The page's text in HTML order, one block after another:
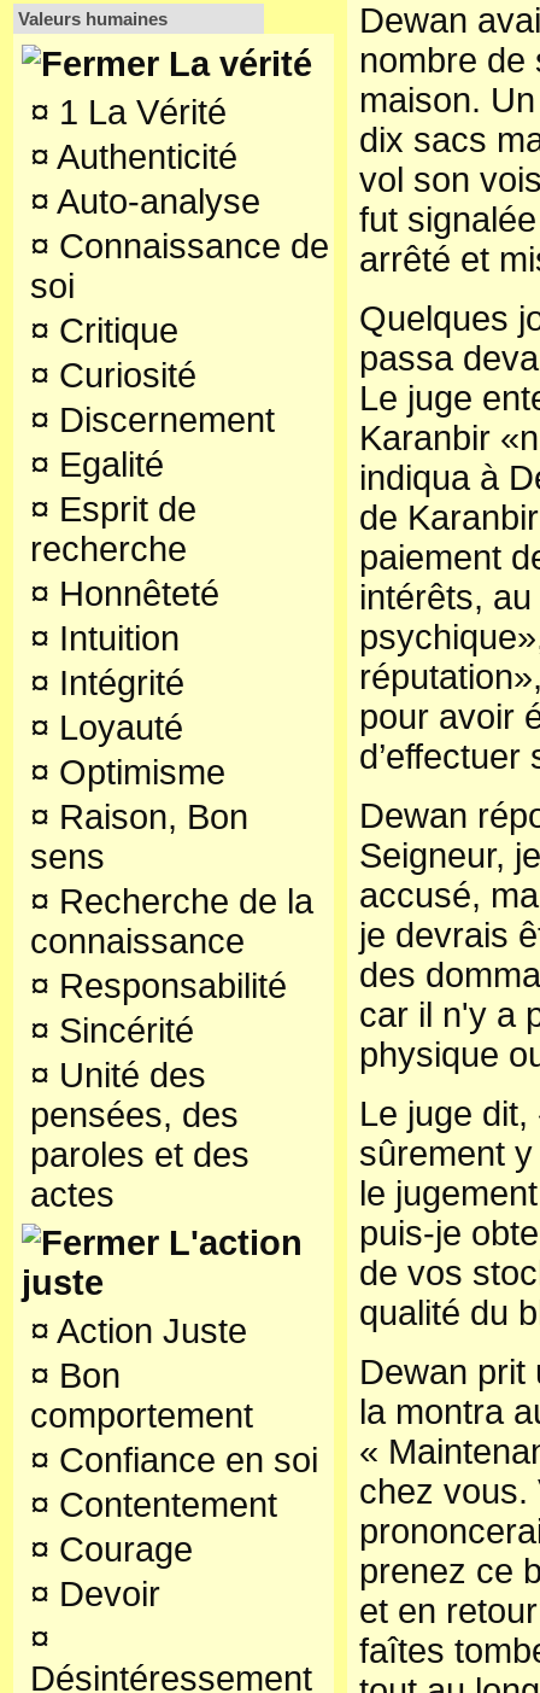
Valeurs humaines
La vérité
¤ 1 La Vérité
¤ Authenticité
¤ Auto-analyse
¤ Connaissance de
soi
¤ Critique
¤ Curiosité
¤ Discernement
¤ Egalité
¤ Esprit de
recherche
¤ Honnêteté
¤ Intuition
¤ Intégrité
¤ Loyauté
¤ Optimisme
¤ Raison, Bon
sens
¤ Recherche de la
connaissance
¤ Responsabilité
¤ Sincérité
¤ Unité des
pensées, des
paroles et des
actes
L'action
juste
¤ Action Juste
¤ Bon
comportement
¤ Confiance en soi
¤ Contentement
¤ Courage
¤ Devoir
¤
Désintéressement
Dewan
nombre de
maison.
dix sacs
vol son
fut
arrêté et
Quelques
passa
Le juge
Karanbir
indiqua à
de
paiement
intérêts,
pour avoir
Dewan
Seigneur,
accusé,
je devrais
des
car il n'y a
physique
Le juge
sûrement y
le
puis-je
de vos
qualité du
Dewan prit
la montra
«
chez vous.
prenez ce
et en
faîtes